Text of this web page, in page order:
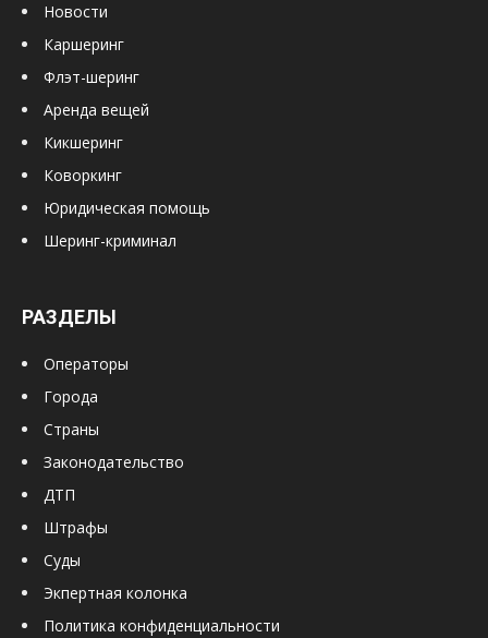
Новости
Каршеринг
Флэт-шеринг
Аренда вещей
Кикшеринг
Коворкинг
Юридическая помощь
Шеринг-криминал
РАЗДЕЛЫ
Операторы
Города
Страны
Законодательство
ДТП
Штрафы
Суды
Экпертная колонка
Политика конфиденциальности